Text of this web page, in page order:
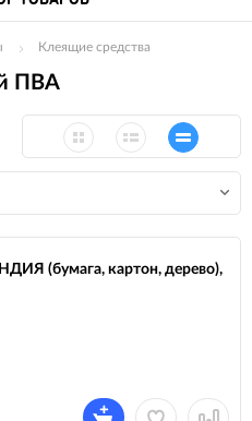
Клеящие средства
ПВА
(бумага, картон, дерево),